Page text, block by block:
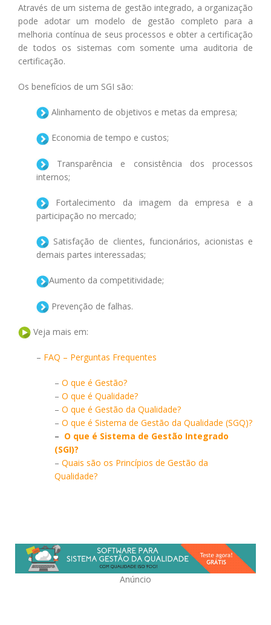
Através de um sistema de gestão integrado, a organização
pode adotar um modelo de gestão completo para a
melhoria contínua de seus processos e obter a certificação
de todos os sistemas com somente uma auditoria de
certificação.
Os benefícios de um SGI são:
Alinhamento de objetivos e metas da empresa;
Economia de tempo e custos;
Transparência e consistência dos processos
internos;
Fortalecimento da imagem da empresa e a
participação no mercado;
Satisfação de clientes, funcionários, acionistas e
demais partes interessadas;
Aumento da competitividade;
Prevenção de falhas.
Veja mais em:
– FAQ – Perguntas Frequentes
– O que é Gestão?
– O que é Qualidade?
– O que é Gestão da Qualidade?
– O que é Sistema de Gestão da Qualidade (SGQ)?
– O que é Sistema de Gestão Integrado
(SGI)?
– Quais são os Princípios de Gestão da
Qualidade?
Anúncio